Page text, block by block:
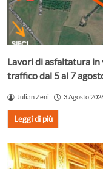
Lavori di asfaltatura in
traffico dal 5 al 7
Julian Zeni 3 Agosto
Leggi di più